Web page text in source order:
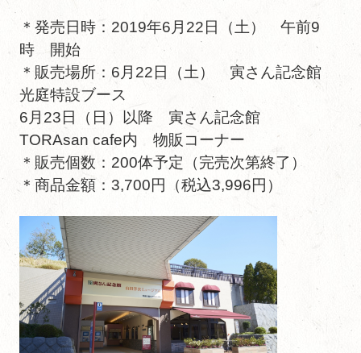
＊発売日時：2019年6月22日（土） 午前9
時 開始
＊販売場所：6月22日（土） 寅さん記念館
光庭特設ブース
6月23日（日）以降 寅さん記念館
TORAsan cafe内 物販コーナー
＊販売個数：200体予定（完売次第終了）
＊商品金額：3,700円（税込3,996円）